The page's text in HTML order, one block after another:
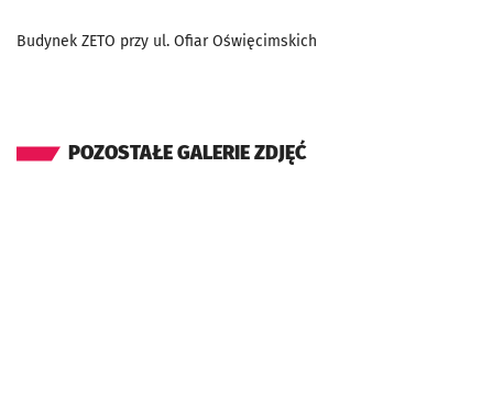
Budynek ZETO przy ul. Ofiar Oświęcimskich
POZOSTAŁE GALERIE ZDJĘĆ